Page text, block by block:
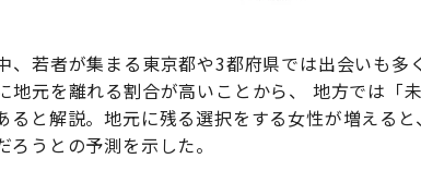
、若者が集まる東京都や3都府県では出会いも多
地元を離れる割合が高いことから、 地方では「
ると解説。地元に残る選択をする女性が増える
うとの予測を示した。